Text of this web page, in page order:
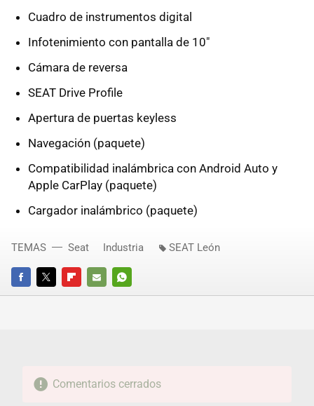
Cuadro de instrumentos digital
Infotenimiento con pantalla de 10"
Cámara de reversa
SEAT Drive Profile
Apertura de puertas keyless
Navegación (paquete)
Compatibilidad inalámbrica con Android Auto y
Apple CarPlay (paquete)
Cargador inalámbrico (paquete)
FACEBOOKTWITTERFLIPBOARD
E-
WHATSAPP
TEMAS Seat Industria SEAT León
Comentarios cerrados